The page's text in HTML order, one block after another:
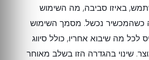
באיזו סביבה, מה השימוש
כשהמכשיר נכשל. מסמך השימוש
לכל מה שיבוא אחריו, כולל סיווג
שינוי בהגדרה הזו בשלב מאוחר